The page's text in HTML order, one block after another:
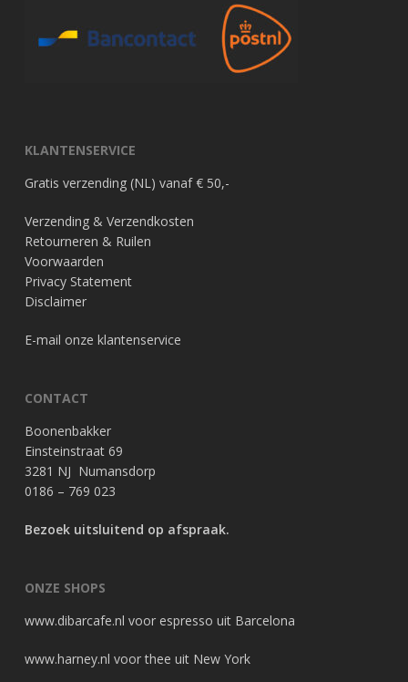
KLANTENSERVICE
Gratis verzending (NL) vanaf € 50,-
Verzending & Verzendkosten
Retourneren & Ruilen
Voorwaarden
Privacy Statement
Disclaimer
E-mail onze klantenservice
CONTACT
Boonenbakker
Einsteinstraat 69
3281 NJ Numansdorp
0186 – 769 023
Bezoek uitsluitend op afspraak.
ONZE SHOPS
www.dibarcafe.nl voor espresso uit Barcelona
www.harney.nl voor thee uit New York